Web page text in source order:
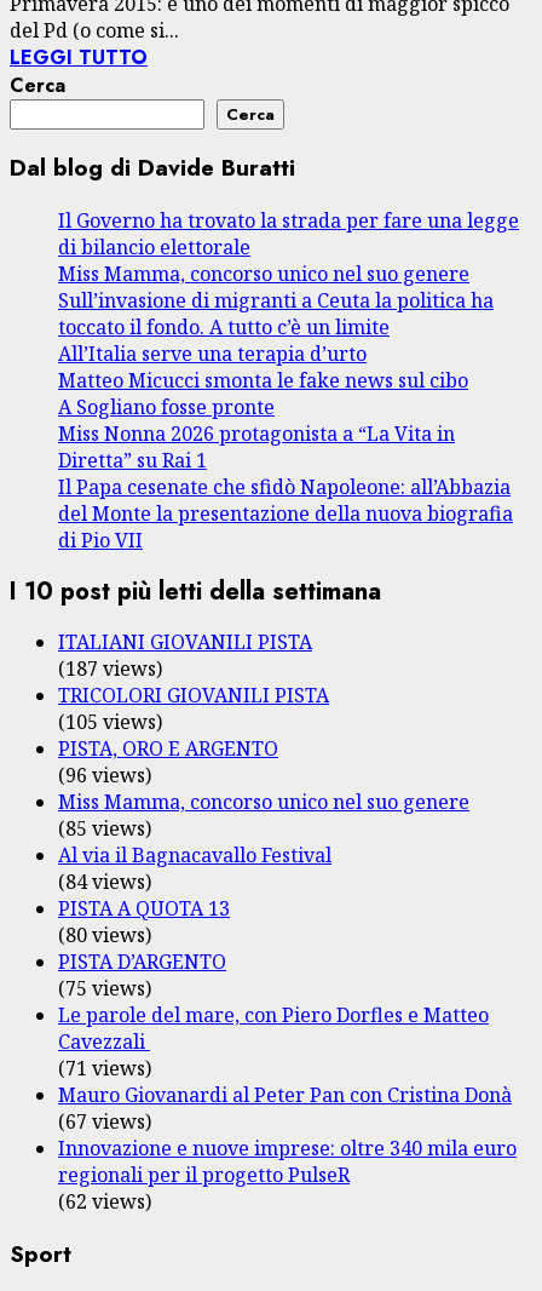
del Pd (o come si...
LEGGI TUTTO
Cerca
Cerca
Dal blog di Davide Buratti
Il Governo ha trovato la strada per fare una legge
di bilancio elettorale
Miss Mamma, concorso unico nel suo genere
Sull’invasione di migranti a Ceuta la politica ha
toccato il fondo. A tutto c’è un limite
All’Italia serve una terapia d’urto
Matteo Micucci smonta le fake news sul cibo
A Sogliano fosse pronte
Miss Nonna 2026 protagonista a “La Vita in
Diretta” su Rai 1
Il Papa cesenate che sfidò Napoleone: all’Abbazia
del Monte la presentazione della nuova biografia
di Pio VII
I 10 post più letti della settimana
ITALIANI GIOVANILI PISTA
(187 views)
TRICOLORI GIOVANILI PISTA
(105 views)
PISTA, ORO E ARGENTO
(96 views)
Miss Mamma, concorso unico nel suo genere
(85 views)
Al via il Bagnacavallo Festival
(84 views)
PISTA A QUOTA 13
(80 views)
PISTA D’ARGENTO
(75 views)
Le parole del mare, con Piero Dorfles e Matteo
Cavezzali
(71 views)
Mauro Giovanardi al Peter Pan con Cristina Donà
(67 views)
Innovazione e nuove imprese: oltre 340 mila euro
regionali per il progetto PulseR
(62 views)
Sport